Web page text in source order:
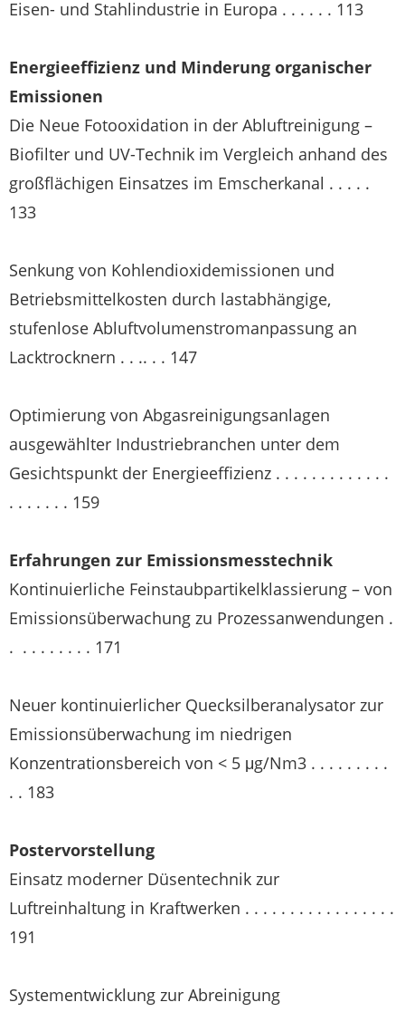
Eisen- und Stahlindustrie in Europa . . . . . . 113
Energieeffizienz und Minderung organischer
Emissionen
Die Neue Fotooxidation in der Abluftreinigung –
Biofilter und UV-Technik im Vergleich anhand des
großflächigen Einsatzes im Emscherkanal . . . . .
133
Senkung von Kohlendioxidemissionen und
Betriebsmittelkosten durch lastabhängige,
stufenlose Abluftvolumenstromanpassung an
Lacktrocknern . . .. . . 147
Optimierung von Abgasreinigungsanlagen
ausgewählter Industriebranchen unter dem
Gesichtspunkt der Energieeffizienz . . . . . . . . . . . . .
. . . . . . . 159
Erfahrungen zur Emissionsmesstechnik
Kontinuierliche Feinstaubpartikelklassierung – von
Emissionsüberwachung zu Prozessanwendungen .
. . . . . . . . . 171
Neuer kontinuierlicher Quecksilberanalysator zur
Emissionsüberwachung im niedrigen
Konzentrationsbereich von < 5 μg/Nm3 . . . . . . . . .
. . 183
Postervorstellung
Einsatz moderner Düsentechnik zur
Luftreinhaltung in Kraftwerken . . . . . . . . . . . . . . . . .
191
Systementwicklung zur Abreinigung